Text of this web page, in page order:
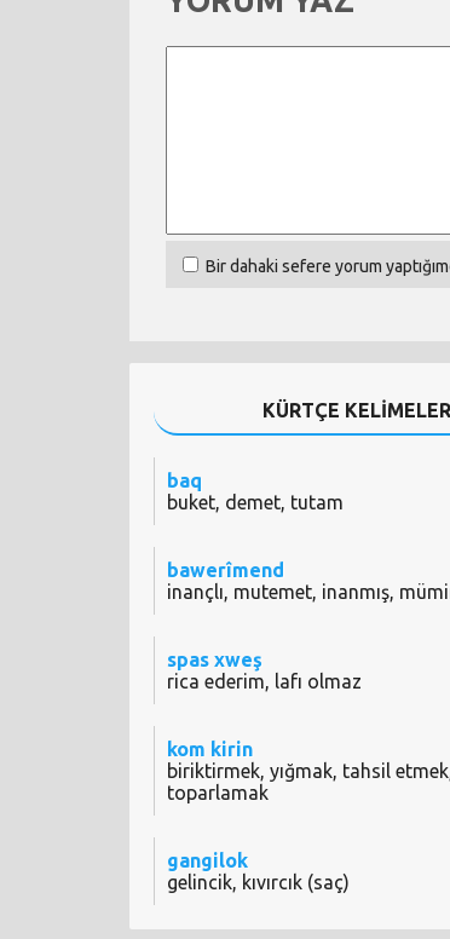
Bir dahaki sefere yorum
KÜRTÇE KELİMELER
baq
buket, demet, tutam
bawerîmend
inançlı, mutemet, inanmış,
spas xweş
rica ederim, lafı olmaz
kom kirin
biriktirmek, yığmak, tahsil
toparlamak
gangilok
gelincik, kıvırcık (saç)